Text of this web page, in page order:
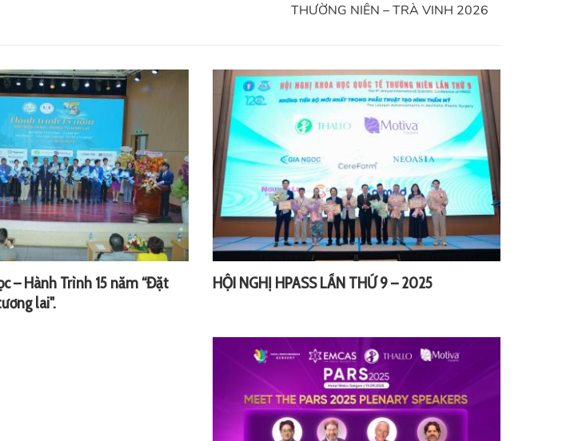
THƯỜNG NIÊN – TRÀ VINH 2026
– Hành Trình 15 năm “Đặt
lai".
HỘI NGHỊ HPASS LẦN THỨ 9 – 2025